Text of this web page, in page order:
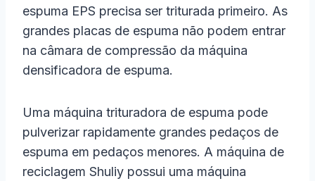
espuma EPS precisa ser triturada primeiro. As
grandes placas de espuma não podem entrar
na câmara de compressão da máquina
densificadora de espuma.
Uma máquina trituradora de espuma pode
pulverizar rapidamente grandes pedaços de
espuma em pedaços menores. A máquina de
reciclagem Shuliy possui uma máquina